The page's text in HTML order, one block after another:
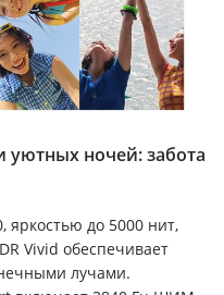
ночей: забота
яркостью до 5000 нит,
Vivid обеспечивает
лучами.